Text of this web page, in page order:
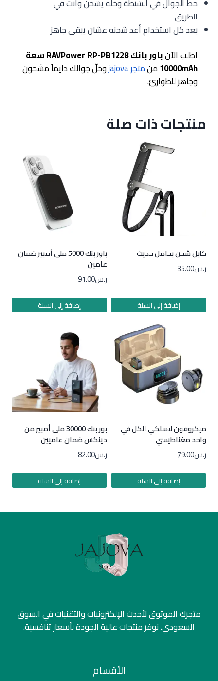
حط الجوال في الشنطة وخلّه يشحن وأنت في
الطريق
بعد كل استخدام أعد شحنه عشان يبقى جاهز
اطلب الآن
باور بانك RAVPower RP-PB1228 سعة
10000mAhمنمتجر jajova
وخلّ جوالك دايماً مشحون
وجاهز للطوارئ.
منتجات ذات صلة
كابل شحن بحامل حديث
ر.س35.00
إضافة إلى السلة
باور بنك 5000 ملى أمبير ضمان
عامين
ر.س91.00
إضافة إلى السلة
ميكروفون لاسلكي الكل في
واحد مغناطيسي
ر.س79.00
إضافة إلى السلة
بور بنك 30000 ملى أمبير من
دينكس ضمان عاميين
ر.س82.00
إضافة إلى السلة
متجرك الموثوق لأحدث الإلكترونيات والتقنيات في السوق
السعودي. نوفر منتجات عالية الجودة بأسعار تنافسية.
الأقسام